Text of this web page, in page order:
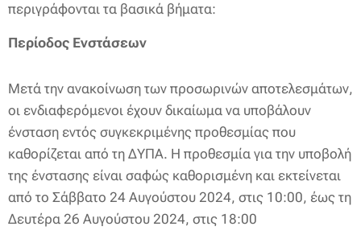
περιγράφονται τα βασικά βήματα:
Περίοδος Ενστάσεων
Μετά την ανακοίνωση των προσωρινών αποτελεσμάτων,
οι ενδιαφερόμενοι έχουν δικαίωμα να υποβάλουν
ένσταση εντός συγκεκριμένης προθεσμίας που
καθορίζεται από τη ΔΥΠΑ. Η προθεσμία για την υποβολή
της ένστασης είναι σαφώς καθορισμένη και εκτείνεται
από το Σάββατο 24 Αυγούστου 2024, στις 10:00, έως τη
Δευτέρα 26 Αυγούστου 2024, στις 18:00